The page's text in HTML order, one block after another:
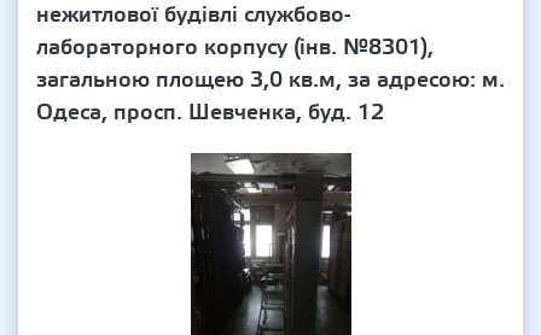
нежитлової будівлі службово-
лабораторного корпусу (інв. №8301),
загальною площею 3,0 кв.м, за адресою: м.
Одеса, просп. Шевченка, буд. 12